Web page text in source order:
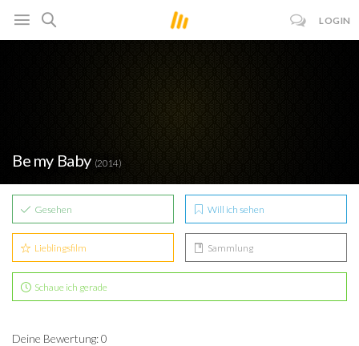
LOGIN
Be my Baby (2014)
Gesehen Will ich sehen
Lieblingsfilm Sammlung
Schaue ich gerade
Deine Bewertung: 0